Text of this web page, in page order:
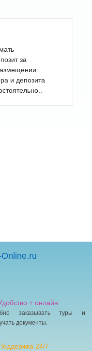
за
и депозита
+ онлайн
заказывать туры и
документы.
24/7